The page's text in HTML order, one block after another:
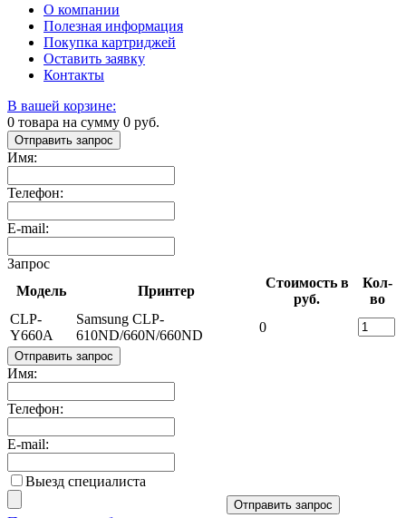
О компании
Полезная информация
Покупка картриджей
Оставить заявку
Контакты
В вашей корзине:
0 товара на сумму 0 руб.
Отправить запрос
Имя:
Телефон:
E-mail:
Запрос
Модель
Принтер
Стоимость в
руб.
Кол-
во
CLP-
Y660A
Samsung CLP-
610ND/660N/660ND
0
Отправить запрос
Имя:
Телефон:
E-mail:
Выезд специалиста
Отправить запрос